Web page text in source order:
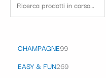
CHAMPAGNE99
EASY & FUN269